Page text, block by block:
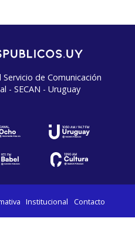
de Comunicación
- SECAN - Uruguay
Institucional Contacto